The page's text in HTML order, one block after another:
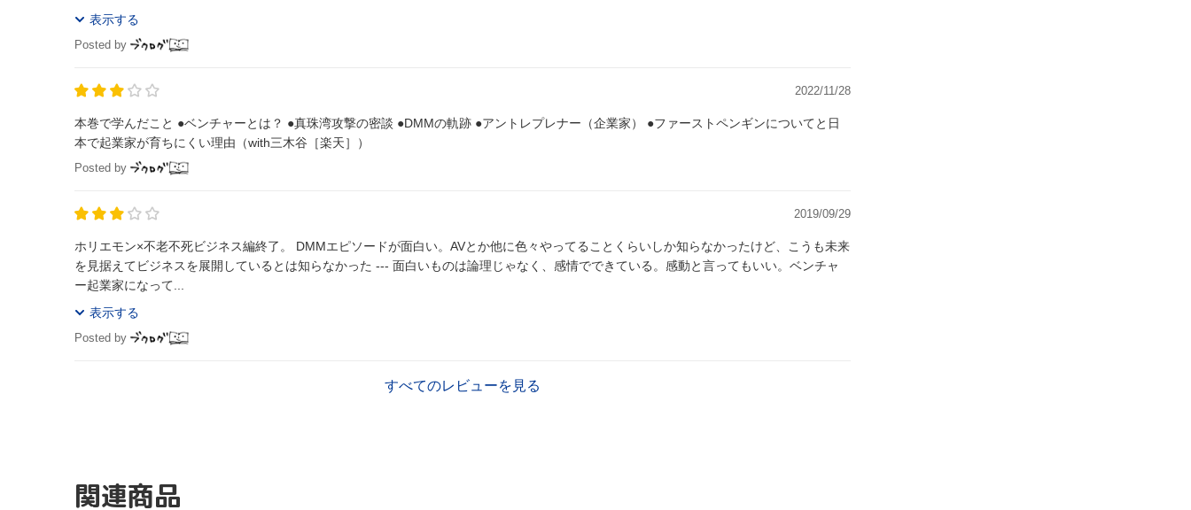
表示する
Posted by
2022/11/28
本巻で学んだこと ●ベンチャーとは？ ●真珠湾攻撃の密談 ●DMMの軌跡 ●アントレプレナー（企業家） ●ファーストペンギンについてと日
本で起業家が育ちにくい理由（with三木谷［楽天］）
Posted by
2019/09/29
ホリエモン×不老不死ビジネス編終了。 DMMエピソードが面白い。AVとか他に色々やってることくらいしか知らなかったけど、こうも未来
を見据えてビジネスを展開しているとは知らなかった --- 面白いものは論理じゃなく、感情でできている。感動と言ってもいい。ベンチャ
ー起業家になって...
表示する
Posted by
すべてのレビューを見る
関連商品